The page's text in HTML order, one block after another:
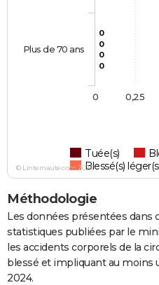
0
0
0
0
Tuée(s)
Blessé(s)
Plus de 70 ans
0 0,25
© Linternaute.com 2026
Méthodologie
Les données présentées dans
statistiques publiées par le
les accidents corporels de la
blessé et impliquant au moins
2024.